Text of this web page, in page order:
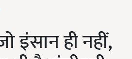
इंसान ही नहीं,